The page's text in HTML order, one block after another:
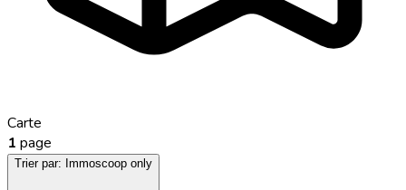
Carte
1 page
Trier par: Immoscoop only